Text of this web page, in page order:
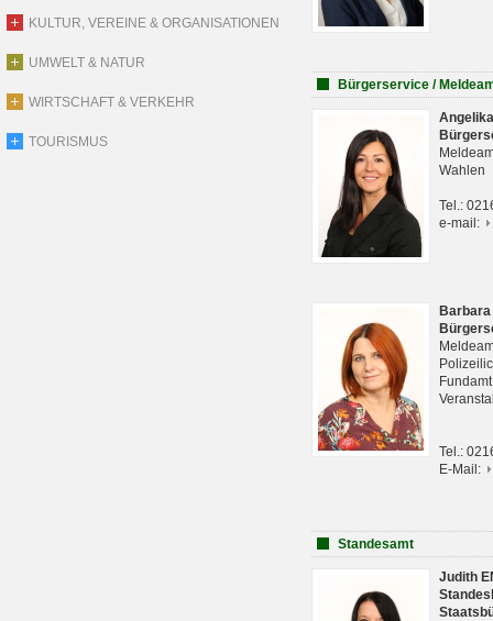
KULTUR, VEREINE & ORGANISATIONEN
UMWELT & NATUR
WIRTSCHAFT & VERKEHR
TOURISMUS
Bürgerservice /
Wahlen
Tel.:
e-mail:
Tel.:
E-Mail:
Standesamt
Judith